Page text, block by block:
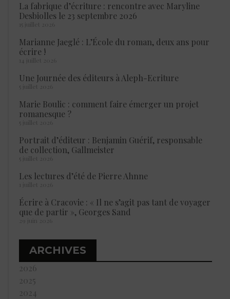
La fabrique d’écriture : rencontre avec Maryline
Desbiolles le 23 septembre 2026
15 juillet 2026
Marianne Jaeglé : L’École du roman, deux ans pour
écrire !
14 juillet 2026
Une Journée des éditeurs à Aleph-Ecriture
5 juillet 2026
Marie Boulic : comment faire émerger un projet
romanesque ?
5 juillet 2026
Portrait d’éditeur : Benjamin Guérif, responsable
de collection, Gallmeister
5 juillet 2026
Les lectures d’été de Pierre Ahnne
1 juillet 2026
Écrire à Cracovie : « Il ne s’agit pas tant de voyager
que de partir », Georges Sand
29 juin 2026
ARCHIVES
2026
2025
2024